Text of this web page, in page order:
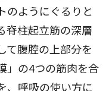
のようにぐるりと
脊柱起立筋の深層
て腹腔の上部分を
」の4つの筋肉を合
、呼吸の使い方に